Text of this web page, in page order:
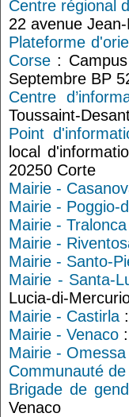
Centre régional
22 avenue
Plateforme
Corse :
Septembre BP
Centre
Toussaint-
Point
local
20250 Corte
Mairie -
Mairie - Poggio-
Mairie - Tralonca
Mairie -
Mairie - Santo-
Mairie - Santa-
Lucia-di-
Mairie - Castirla
Mairie - Venaco
Mairie - Omessa
Communauté
Brigade de
Venaco